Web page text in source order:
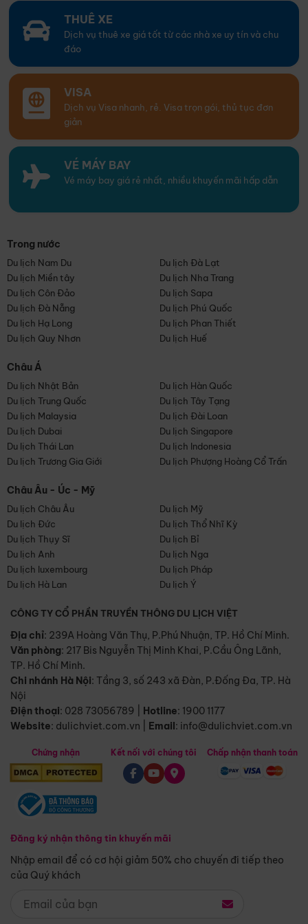
THUÊ XE
Dịch vụ thuê xe giá tốt từ các nhà xe uy tín và chu
đáo
VISA
Dịch vụ Visa nhanh, rẻ. Visa trọn gói, thủ tục đơn
giản
VÉ MÁY BAY
Vé máy bay giá rẻ nhất, nhiều khuyến mãi hấp dẫn
Trong nước
Du lịch Nam Du
Du lịch Đà Lạt
Du lịch Miền tây
Du lịch Nha Trang
Du lịch Côn Đảo
Du lịch Sapa
Du lịch Đà Nẵng
Du lịch Phú Quốc
Du lịch Hạ Long
Du lịch Phan Thiết
Du lịch Quy Nhơn
Du lịch Huế
Châu Á
Du lịch Nhật Bản
Du lịch Hàn Quốc
Du lịch Trung Quốc
Du lịch Tây Tạng
Du lịch Malaysia
Du lịch Đài Loan
Du lịch Dubai
Du lịch Singapore
Du lịch Thái Lan
Du lịch Indonesia
Du lịch Trương Gia Giới
Du lịch Phượng Hoàng Cổ Trấn
Châu Âu - Úc - Mỹ
Du lịch Châu Âu
Du lịch Mỹ
Du lịch Đức
Du lịch Thổ Nhĩ Kỳ
Du lịch Thụy Sĩ
Du lịch Bỉ
Du lịch Anh
Du lịch Nga
Du lịch luxembourg
Du lịch Pháp
Du lịch Hà Lan
Du lịch Ý
CÔNG TY CỔ PHẦN TRUYỀN THÔNG DU LỊCH VIỆT
Địa chỉ: 239A Hoàng Văn Thụ, P.Phú Nhuận, TP. Hồ Chí Minh.
Văn phòng: 217 Bis Nguyễn Thị Minh Khai, P.Cầu Ông Lãnh,
TP. Hồ Chí Minh.
Chi nhánh Hà Nội: Tầng 3, số 243 xã Đàn, P.Đống Đa, TP. Hà
Nội
Điện thoại: 028 73056789 Hotline: 1900 1177
Website: dulichviet.com.vn Email: info@dulichviet.com.vn
Chứng nhận
Đăng ký nhận thông tin khuyến mãi
Nhập email để có cơ hội giảm 50% cho chuyến đi tiếp theo
của Quý khách
Kết nối với chúng tôi Chấp nhận thanh toán